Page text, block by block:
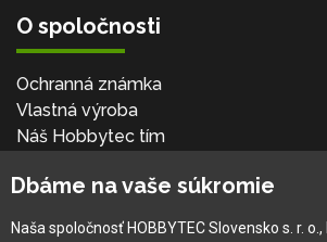
O spoločnosti
Ochranná známka
Vlastná výroba
Náš Hobbytec tím
Naša história
Dbáme na vaše súkromie
Naša spoločnosť HOBBYTEC Slovensko s. r.